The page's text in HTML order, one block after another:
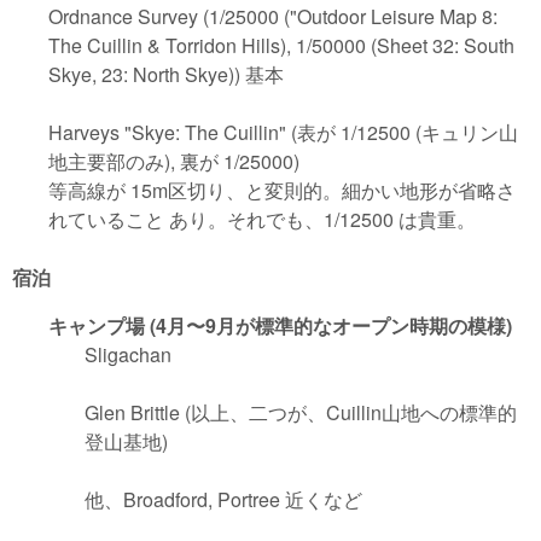
Ordnance Survey (1/25000 ("Outdoor Leisure Map 8:
The Cuillin & Torridon Hills), 1/50000 (Sheet 32: South
Skye, 23: North Skye)) 基本
Harveys "Skye: The Cuillin" (表が 1/12500 (キュリン山
地主要部のみ), 裏が 1/25000)
等高線が 15m区切り、と変則的。細かい地形が省略さ
れていること あり。それでも、1/12500 は貴重。
宿泊
キャンプ場 (4月〜9月が標準的なオープン時期の模様)
Sligachan
Glen Brittle (以上、二つが、Cuillin山地への標準的
登山基地)
他、Broadford, Portree 近くなど